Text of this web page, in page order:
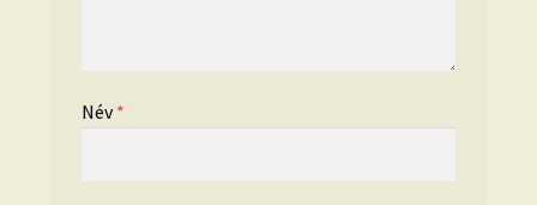
Név*